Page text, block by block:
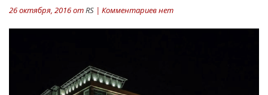
26 октября, 2016 отRS | Комментариев нет